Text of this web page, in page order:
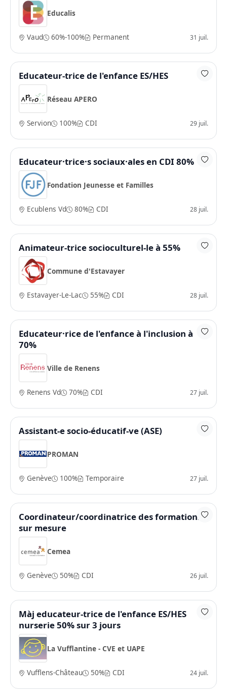
Educalis
Vaud 60%-100% Permanent 31 juil.
Educateur-trice de l'enfance ES/HES
Réseau APERO
Servion 100% CDI 29 juil.
Educateur·trice·s sociaux·ales en CDI 80%
Fondation Jeunesse et Familles
Ecublens Vd 80% CDI 28 juil.
Animateur-trice socioculturel-le à 55%
Commune d'Estavayer
Estavayer-Le-Lac 55% CDI 28 juil.
Educateur·rice de l'enfance à l'inclusion à
70%
Ville de Renens
Renens Vd 70% CDI 27 juil.
Assistant-e socio-éducatif-ve (ASE)
PROMAN
Genève 100% Temporaire 27 juil.
Coordinateur/coordinatrice des formations
sur mesure
Cemea
Genève 50% CDI 26 juil.
Màj educateur-trice de l'enfance ES/HES
nurserie 50% sur 3 jours
La Vufflantine - CVE et UAPE
Vufflens-Château 50% CDI 24 juil.